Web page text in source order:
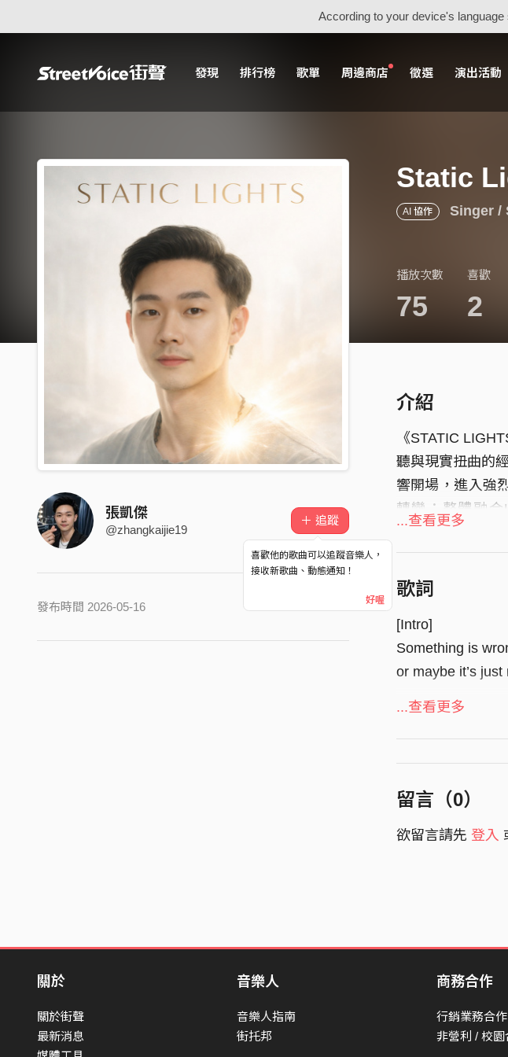
According to your device's
發現 排行榜 歌單 周邊商店 徵選 演出活動
Static
AI 協作 Singer /
播放次數
75
喜歡
2
張凱傑
@zhangkaijie19
＋ 追蹤
喜歡他的歌曲可以追蹤音樂人，
接收新歌曲、動態通知！
好喔
發布時間 2026-05-16
介紹
《STATIC
聽與現實扭曲的
響開場，進入強
轉變；整體融合
STILL」兩個核
...查看更多
歌詞
[Intro]
Something is
or maybe it’s just
I hear the wall
[Verse 1]
I count the
I turn, it turns
Like it already
...查看更多
留言（0）
欲留言請先 登入
關於
關於街聲
最新消息
音樂人
音樂人指南
街托邦
商務合作
行銷業務合作
非營利 / 校園